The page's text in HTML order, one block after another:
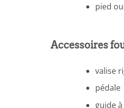
pied
Accessoires
valise
pédale
guide